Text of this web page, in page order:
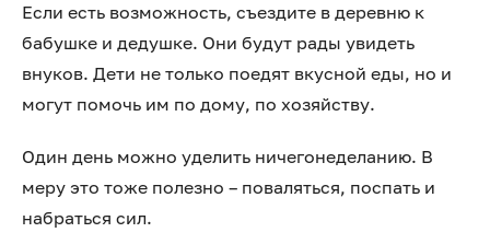
Если есть возможность, съездите в деревню к
бабушке и дедушке. Они будут рады увидеть
внуков. Дети не только поедят вкусной еды, но и
могут помочь им по дому, по хозяйству.
Один день можно уделить ничегонеделанию. В
меру это тоже полезно – поваляться, поспать и
набраться сил.